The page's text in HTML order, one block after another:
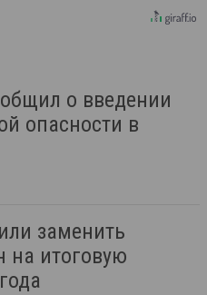
о введении
опасности в
заменить
на итоговую